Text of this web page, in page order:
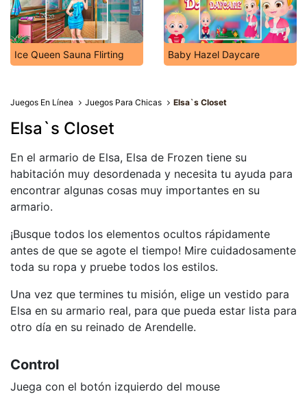
Ice Queen Sauna Flirting Baby Hazel Daycare
Juegos En Línea Juegos Para Chicas Elsa`s Closet
Elsa`s Closet
En el armario de Elsa, Elsa de Frozen tiene su
habitación muy desordenada y necesita tu ayuda para
encontrar algunas cosas muy importantes en su
armario.
¡Busque todos los elementos ocultos rápidamente
antes de que se agote el tiempo! Mire cuidadosamente
toda su ropa y pruebe todos los estilos.
Una vez que termines tu misión, elige un vestido para
Elsa en su armario real, para que pueda estar lista para
otro día en su reinado de Arendelle.
Control
Juega con el botón izquierdo del mouse